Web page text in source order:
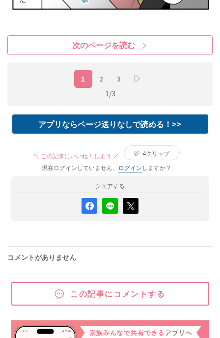
次のページを読む
1 2
3
1/3
アプリならページ送りなしで読める！>>
＼ この記事にいいね！しよう ／ 4クリップ
現在ログインしていません。 ログインしますか？
シェアする
コメントがありません
この記事にコメントする